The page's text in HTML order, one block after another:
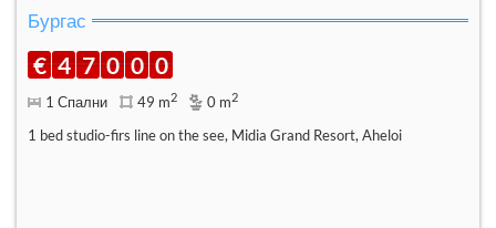
Бургас
€ 4 7 0 0 0
1 Спални 49 m2 0 m2
1 bed studio-firs line on the see, Midia Grand Resort, Aheloi